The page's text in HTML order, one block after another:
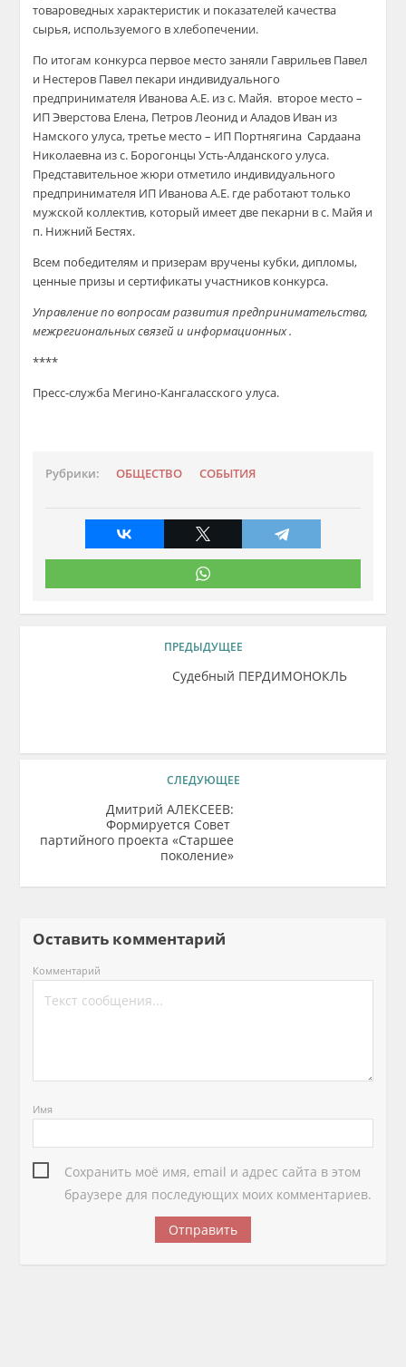
товароведных характеристик и показателей качества
сырья, используемого в хлебопечении.
По итогам конкурса первое место заняли Гаврильев Павел
и Нестеров Павел пекари индивидуального
предпринимателя Иванова А.Е. из с. Майя. второе место –
ИП Эверстова Елена, Петров Леонид и Аладов Иван из
Намского улуса, третье место – ИП Портнягина Сардаана
Николаевна из с. Борогонцы Усть-Алданского улуса.
Представительное жюри отметило индивидуального
предпринимателя ИП Иванова А.Е. где работают только
мужской коллектив, который имеет две пекарни в с. Майя и
п. Нижний Бестях.
Всем победителям и призерам вручены кубки, дипломы,
ценные призы и сертификаты участников конкурса.
Управление по вопросам развития предпринимательства,
межрегиональных связей и информационных .
****
Пресс-служба Мегино-Кангаласского улуса.
Рубрики: ОБЩЕСТВО СОБЫТИЯ
ПРЕДЫДУЩЕЕ
Судебный ПЕРДИМОНОКЛЬ
СЛЕДУЮЩЕЕ
Дмитрий АЛЕКСЕЕВ:
Формируется Совет
партийного проекта «Старшее
поколение»
Оставить комментарий
Комментарий
Имя
Сохранить моё имя, email и адрес сайта в этом
браузере для последующих моих комментариев.